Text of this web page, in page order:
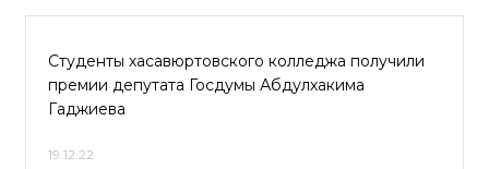
Студенты хасавюртовского колледжа получили
премии депутата Госдумы Абдулхакима
Гаджиева
19.12.22